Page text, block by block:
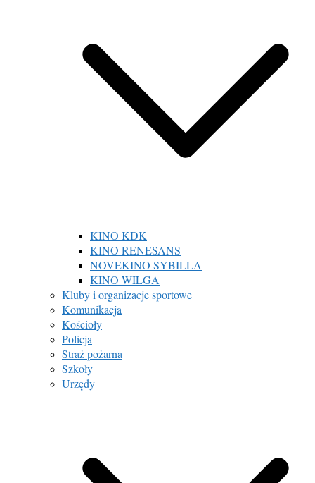
KINO KDK
KINO RENESANS
NOVEKINO SYBILLA
KINO WILGA
Kluby i organizacje sportowe
Komunikacja
Kościoły
Policja
Straż pożarna
Szkoły
Urzędy